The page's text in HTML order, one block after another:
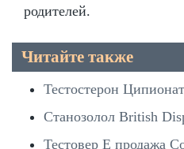
родителей.
Читайте также
Тестостерон
Станозолол British
Тестовер Е продажа